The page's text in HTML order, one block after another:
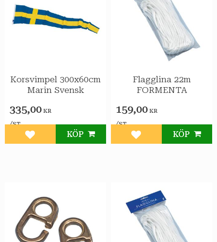
Korsvimpel 300x60cm
Marin Svensk
335,00 KR
/ST
Lägg till i favoriter
KÖP
Flagglina 22m
FORMENTA
159,00 KR
/ST
Lägg till i favoriter
KÖP